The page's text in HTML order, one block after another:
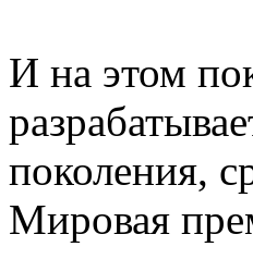
И на этом
поколения,
Мировая